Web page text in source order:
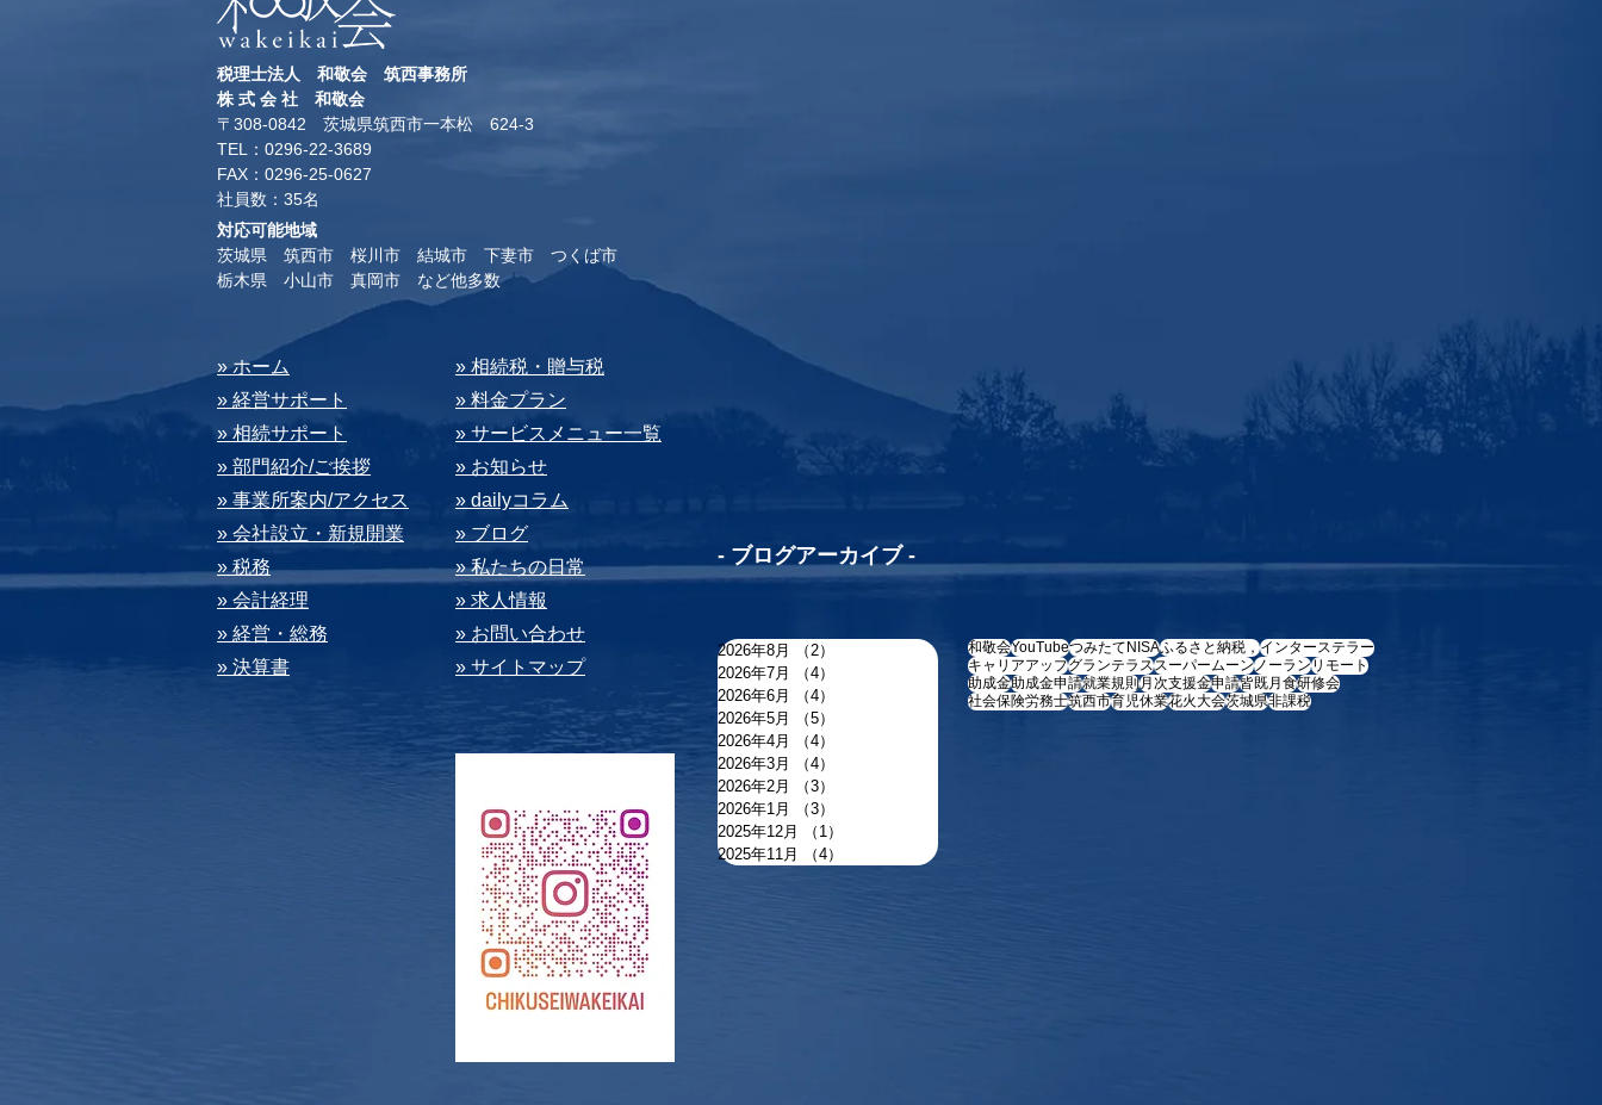
対応可能地域
茨城県 筑西市 桜川市 結城市 下妻市 つくば市
​栃木県 小山市 真岡市 など他多数
-​ ブログアーカイブ -
2026年8月 （2）
2026年7月
（4）
2026年6月
（4）
2026年5月
（5）
2026年4月
（4）
2026年3月
（4）
2026年2月
（3）
2026年1月
（3）
2025年12月
（1）
2025年11月
（4）
和敬会YouTubeつみたてNISAふるさと納税，インターステラー
キャリアアップグランテラススーパームーンノーランリモート
助成金助成金申請就業規則月次支援金申請皆既月食研修会
社会保険労務士筑西市育児休業花火大会茨城県非課税
​» ホーム
» 経営サポート
» 相続サポート
» 部⾨紹介/ご挨拶
» 事業所案内/アクセス
» 会社設⽴・新規開業
» 税務
» 会計経理
» 経営・総務
» 決算書
​» 相続税・贈与税
» 料⾦プラン
» サービスメニュー⼀覧
» お知らせ
» dailyコラム
» ブログ
» 私たちの⽇常
» 求⼈情報
» お問い合わせ
» サイトマップ
税理士法人 和敬会 筑西事務所
​株 式 会 社 和敬会
〒308-0842 茨城県筑西市一本松 624-3
TEL：0296-22-3689
​FAX：0296-25-0627
​社員数：35名​